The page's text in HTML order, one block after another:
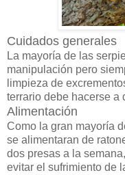
Cuidados generales
La mayoría de las
manipulación pero
limpieza de
terrario debe hacerse a
Alimentación
Como la gran mayoría
se alimentaran de
dos presas a la
evitar el sufrimiento de